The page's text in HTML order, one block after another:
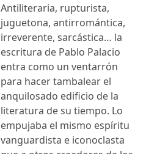
Antiliteraria, rupturista,
juguetona, antirromántica,
irreverente, sarcástica… la
escritura de Pablo Palacio
entra como un ventarrón
para hacer tambalear el
anquilosado edificio de la
literatura de su tiempo. Lo
empujaba el mismo espíritu
vanguardista e iconoclasta